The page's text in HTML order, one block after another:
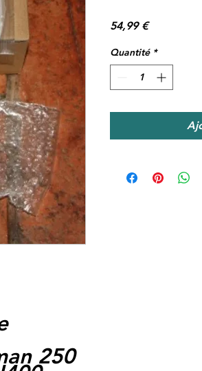
250
54,99 €Prix
Quantité *